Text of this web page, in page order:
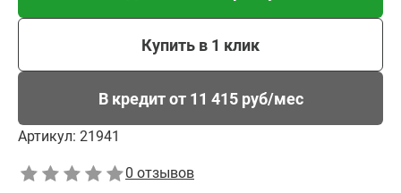
Купить в 1 клик
В кредит от 11 415 руб/мес
Артикул: 21941
0 отзывов